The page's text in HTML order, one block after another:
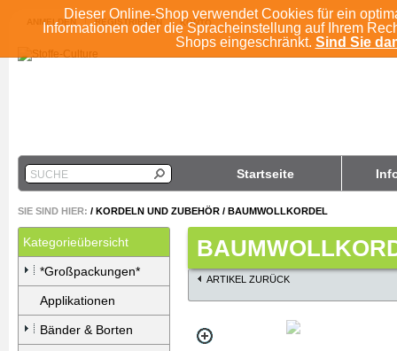
Dieser Online-Shop verwendet Cookies für ein
Informationen oder die Spracheinstellung auf Ihrem
Shops eingeschränkt. Sind Sie
ANMELDEN REGISTRIEREN KONTO
Startseite
SUCHE
SIE SIND HIER: / KORDELN UND ZUBEHÖR / BAUMWOLLKORDEL
Kategorieübersicht
*Großpackungen*
Applikationen
Bänder & Borten
ARTIKEL ZURÜCK